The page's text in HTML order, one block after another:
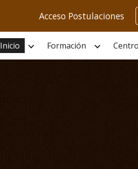
Skip to main content
Acceso Postulaciones
Inicio Formación